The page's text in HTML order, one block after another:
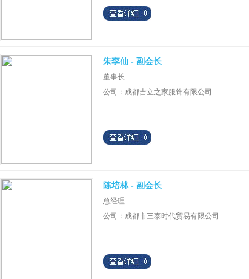
朱李仙 - 副会长
董事长
公司：成都吉立之家服饰有限公司
陈培林 - 副会长
总经理
公司：成都市三泰时代贸易有限公司